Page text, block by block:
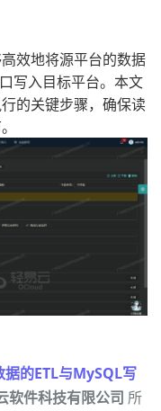
效地将源平台的数据
写入目标平台。本文
的关键步骤，确保读
据的ETL与MySQL写
软件科技有限公司 所